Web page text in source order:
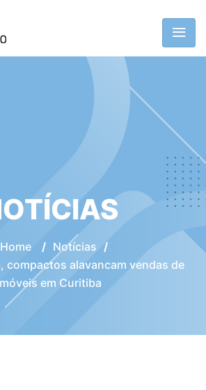
Home / Notícias /
compactos alavancam vendas de
em Curitiba